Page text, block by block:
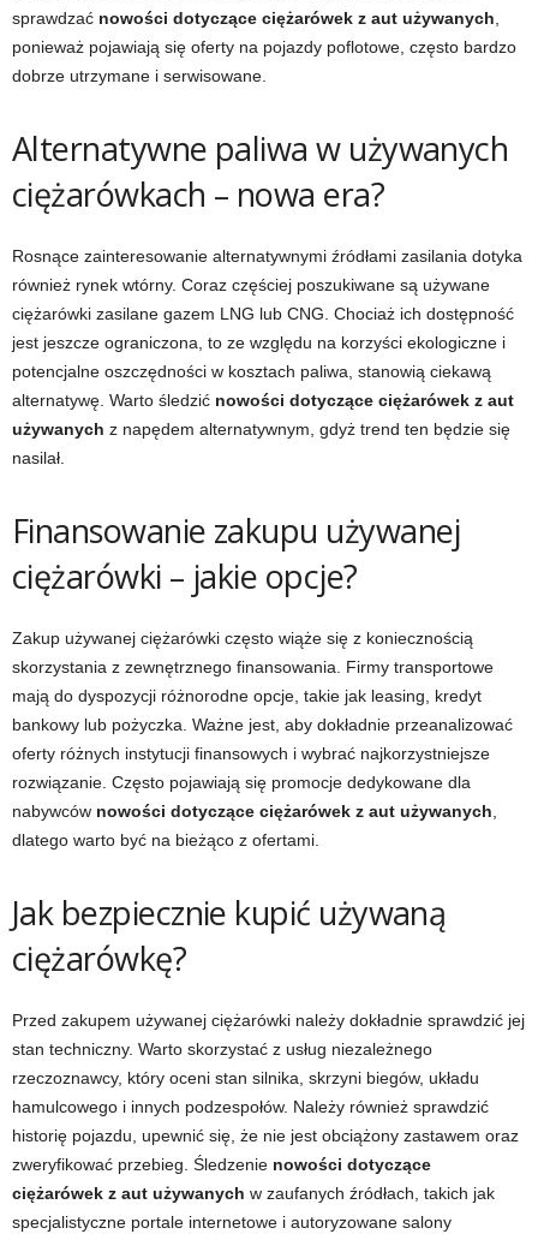
sprawdzać nowości dotyczące ciężarówek z aut używanych
ponieważ pojawiają się oferty na pojazdy poflotowe, często bardzo
dobrze utrzymane i serwisowane.
Alternatywne paliwa w używanych
ciężarówkach – nowa era?
Rosnące zainteresowanie alternatywnymi źródłami zasilania dotyka
również rynek wtórny. Coraz częściej poszukiwane są używane
ciężarówki zasilane gazem LNG lub CNG. Chociaż ich dostępność
jest jeszcze ograniczona, to ze względu na korzyści ekologiczne i
potencjalne oszczędności w kosztach paliwa, stanowią ciekawą
alternatywę. Warto śledzić nowości dotyczące ciężarówek z aut
używanych z napędem alternatywnym, gdyż trend ten będzie się
nasilał.
Finansowanie zakupu używanej
ciężarówki – jakie opcje?
Zakup używanej ciężarówki często wiąże się z koniecznością
skorzystania z zewnętrznego finansowania. Firmy transportowe
mają do dyspozycji różnorodne opcje, takie jak leasing, kredyt
bankowy lub pożyczka. Ważne jest, aby dokładnie przeanalizować
oferty różnych instytucji finansowych i wybrać najkorzystniejsze
rozwiązanie. Często pojawiają się promocje dedykowane dla
nabywców nowości dotyczące ciężarówek z aut używanych
dlatego warto być na bieżąco z ofertami.
Jak bezpiecznie kupić używaną
ciężarówkę?
Przed zakupem używanej ciężarówki należy dokładnie sprawdzić jej
stan techniczny. Warto skorzystać z usług niezależnego
rzeczoznawcy, który oceni stan silnika, skrzyni biegów, układu
hamulcowego i innych podzespołów. Należy również sprawdzić
historię pojazdu, upewnić się, że nie jest obciążony zastawem oraz
zweryfikować przebieg. Śledzenie nowości dotyczące
ciężarówek z aut używanych w zaufanych źródłach, takich jak
specjalistyczne portale internetowe i autoryzowane salony